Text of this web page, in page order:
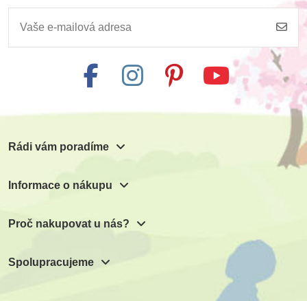
Rádi vám poradíme
Informace o nákupu
Proč nakupovat u nás?
Spolupracujeme